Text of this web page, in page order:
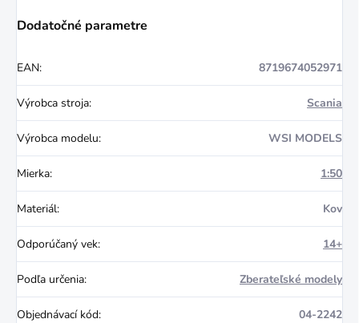
Dodatočné parametre
EAN: 8719674052971
Výrobca stroja: Scania
Výrobca modelu: WSI MODELS
Mierka: 1:50
Materiál: Kov
Odporúčaný vek: 14+
Podľa určenia: Zberateľské modely
Objednávací kód: 04-2242